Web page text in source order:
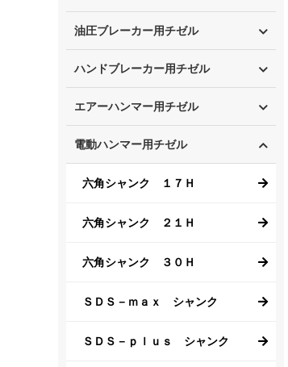
油圧ブレーカー用チゼル
ハンドブレーカー用チゼル
エアーハンマー用チゼル
電動ハンマー用チゼル
六角シャンク １７Ｈ
六角シャンク ２１Ｈ
六角シャンク ３０Ｈ
ＳＤＳ－ｍａｘ シャンク
ＳＤＳ－ｐｌｕｓ シャンク